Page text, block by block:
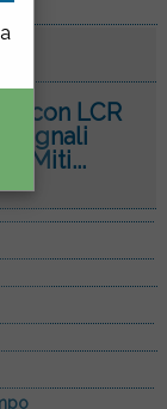
con LCR
segnali
Miti...